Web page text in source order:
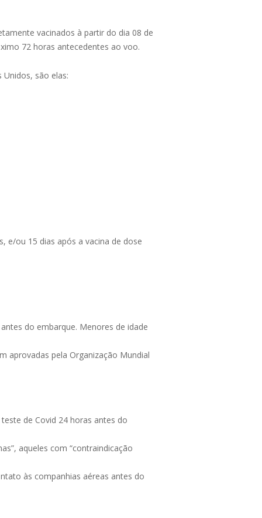
vacinados à partir do dia 08 de
72 horas antecedentes ao voo.
são elas:
e/ou 15 dias após a vacina de dose
do embarque. Menores de idade
aprovadas pela Organização Mundial
de Covid 24 horas antes do
aqueles com “contraindicação
às companhias aéreas antes do